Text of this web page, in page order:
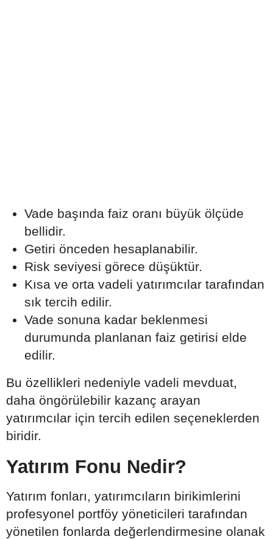
Vade başında faiz oranı büyük ölçüde
bellidir.
Getiri önceden hesaplanabilir.
Risk seviyesi görece düşüktür.
Kısa ve orta vadeli yatırımcılar tarafından
sık tercih edilir.
Vade sonuna kadar beklenmesi
durumunda planlanan faiz getirisi elde
edilir.
Bu özellikleri nedeniyle vadeli mevduat,
daha öngörülebilir kazanç arayan
yatırımcılar için tercih edilen seçeneklerden
biridir.
Yatırım Fonu Nedir?
Yatırım fonları, yatırımcıların birikimlerini
profesyonel portföy yöneticileri tarafından
yönetilen fonlarda değerlendirmesine olanak